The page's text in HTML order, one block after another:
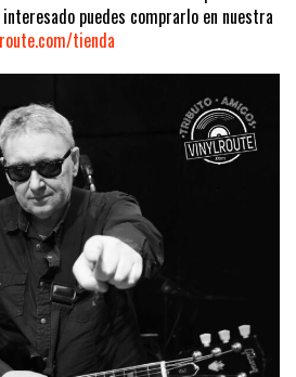
puedes comprarlo en nuestra
tienda